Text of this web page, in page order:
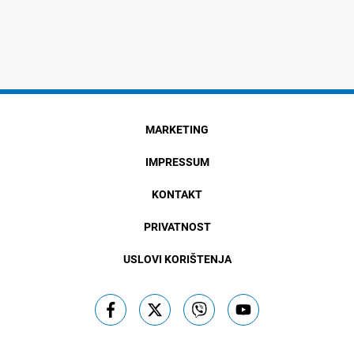
MARKETING
IMPRESSUM
KONTAKT
PRIVATNOST
USLOVI KORIŠTENJA